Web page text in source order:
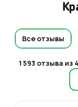
Все отзывы
1 593 отзыва из